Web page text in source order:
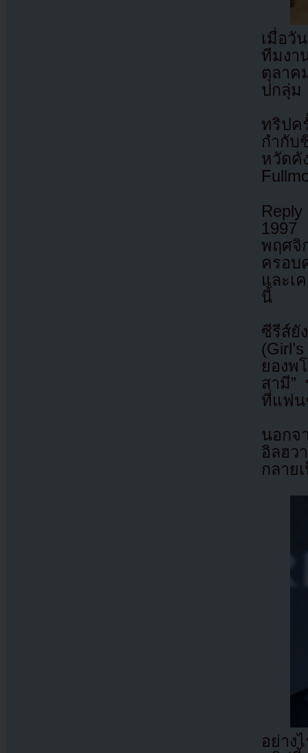
เมื่อวั
ทีมงา
ตุลาค
ปกลุ่ม
ทริปค
กำกับ
หวัดคั
พฤศจิ
ครอบ
และเ
นี้
ซีรีส์ยั
ยองพ
สามี”
ที่แฟน
นอกจ
อิลฮว
กลาย
อย่าง